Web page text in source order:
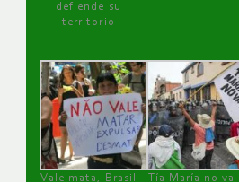
defiende su
territorio
Vale mata, Brasil
Tía María no va